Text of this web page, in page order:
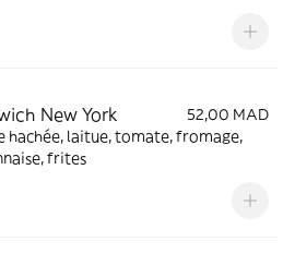
New York
52,00 MAD
hachée, laitue, tomate, fromage,
frites